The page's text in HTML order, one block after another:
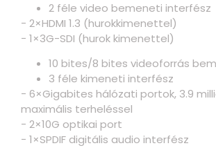
2 féle video bemeneti interfész
− 2×HDMI 1.3 (hurokkimenettel)
− 1×3G-SDI (hurok kimenettel)
10 bites/8 bites videoforrás
3 féle kimeneti interfész
− 6×Gigabites hálózati portok, 3.9
maximális terheléssel
− 2×10G optikai port
− 1×SPDIF digitális audio interfész